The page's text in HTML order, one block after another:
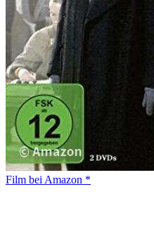
Film bei Amazon *